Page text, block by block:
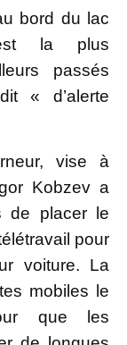
bord du lac
la plus
passés
« d’alerte
vise à
Kobzev a
de placer le
pour
voiture. La
mobiles le
que les